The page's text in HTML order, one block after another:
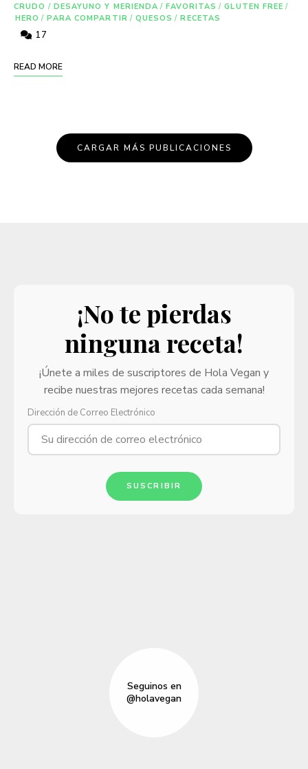
CRUDO / DESAYUNO Y MERIENDA / FAVORITAS / GLUTEN FREE /
HERO / PARA COMPARTIR / QUESOS / RECETAS
17
READ MORE
CARGAR MÁS PUBLICACIONES
¡No te pierdas
ninguna receta!
¡Únete a miles de suscriptores de Hola Vegan y
recibe nuestras mejores recetas cada semana!
Dirección de Correo Electrónico
SUSCRIBIR
Seguinos en
@holavegan